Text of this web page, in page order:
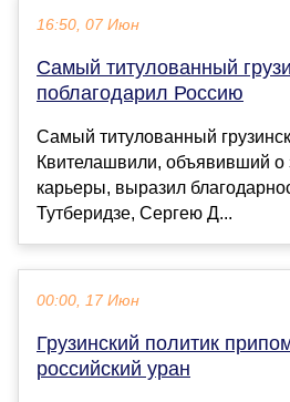
16:50, 07 Июн
Самый титулованный
поблагодарил Россию
Самый титулованный
Квителашвили, объявивший о
карьеры, выразил
Тутберидзе, Сергею Д...
00:00, 17 Июн
Грузинский политик
российский уран